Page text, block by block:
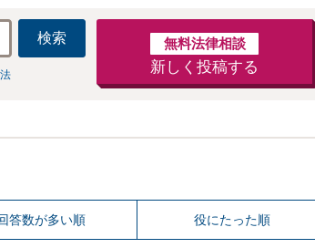
検索 無料法律相談
新しく投稿する
答数が多い順 役にたった順